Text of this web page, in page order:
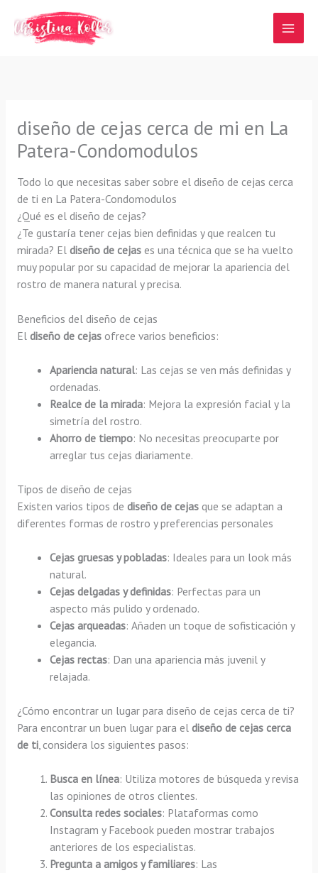
contenido
diseño de cejas cerca de mi en La
Patera-Condomodulos
Todo lo que necesitas saber sobre el diseño de cejas cerca
de ti en La Patera-Condomodulos
¿Qué es el diseño de cejas?
¿Te gustaría tener cejas bien definidas y que realcen tu
mirada? El diseño de cejases una técnica que se ha vuelto
muy popular por su capacidad de mejorar la apariencia del
rostro de manera natural y precisa.
Beneficios del diseño de cejas
El diseño de cejasofrece varios beneficios:
Apariencia natural: Las cejas se ven más definidas y
ordenadas.
Realce de la mirada: Mejora la expresión facial y la
simetría del rostro.
Ahorro de tiempo: No necesitas preocuparte por
arreglar tus cejas diariamente.
Tipos de diseño de cejas
Existen varios tipos de diseño de cejasque se adaptan a
diferentes formas de rostro y preferencias personales
Cejas gruesas y pobladas: Ideales para un look más
natural.
Cejas delgadas y definidas: Perfectas para un
aspecto más pulido y ordenado.
Cejas arqueadas: Añaden un toque de sofisticación y
elegancia.
Cejas rectas: Dan una apariencia más juvenil y
relajada.
¿Cómo encontrar un lugar para diseño de cejas cerca de ti?
Para encontrar un buen lugar para el diseño de cejas cerca
de ti, considera los siguientes pasos:
Busca en línea: Utiliza motores de búsqueda y revisa
las opiniones de otros clientes.
Consulta redes sociales: Plataformas como
Instagram y Facebook pueden mostrar trabajos
anteriores de los especialistas.
Pregunta a amigos y familiares: Las